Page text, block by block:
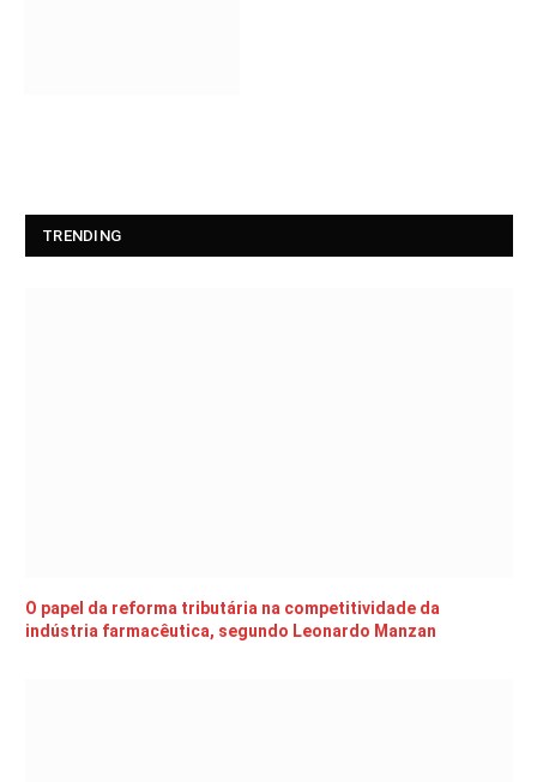
TRENDING
O papel da reforma tributária na competitividade da
indústria farmacêutica, segundo Leonardo Manzan